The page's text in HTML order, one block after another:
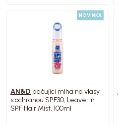
NOVINKA
AN&D pečující mlha na vlasy
s ochranou SPF30, Leave-in
SPF Hair Mist, 100ml